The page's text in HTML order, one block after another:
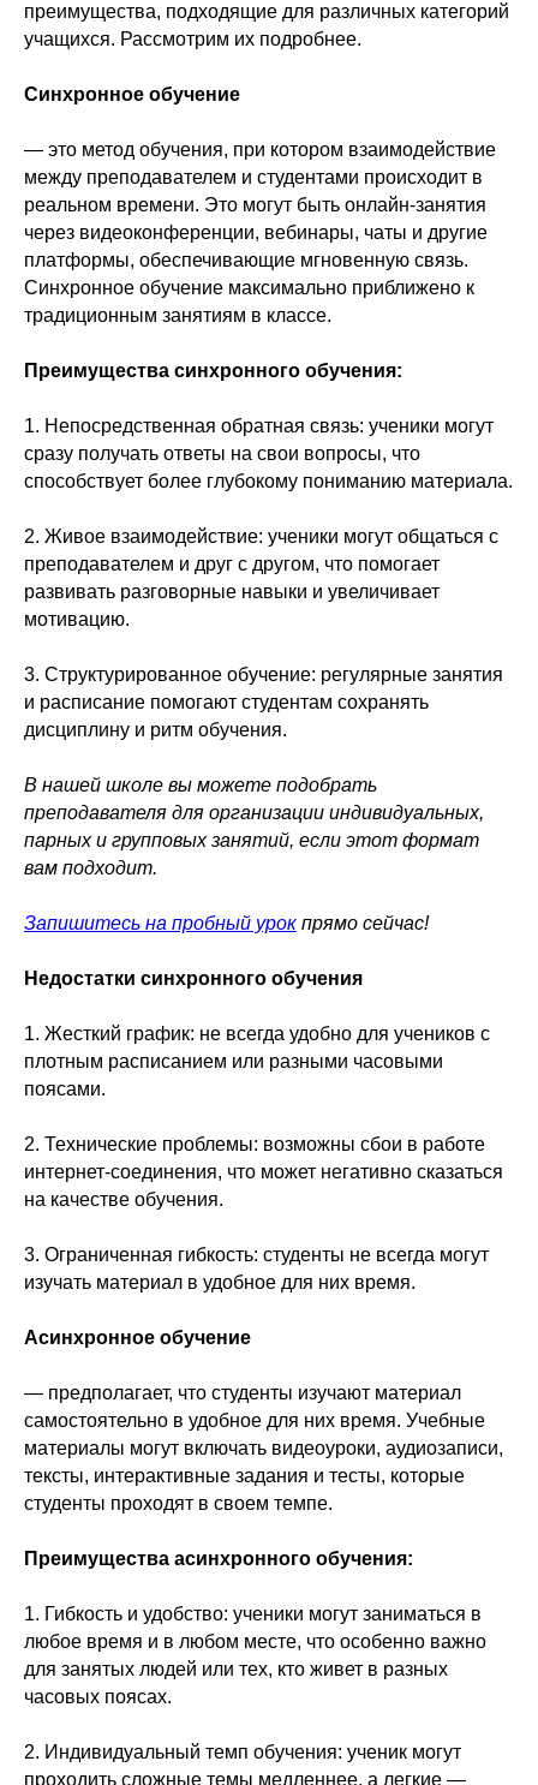
преимущества, подходящие для различных категорий
учащихся. Рассмотрим их подробнее.
Синхронное обучение
— это метод обучения, при котором взаимодействие
между преподавателем и студентами происходит в
реальном времени. Это могут быть онлайн-занятия
через видеоконференции, вебинары, чаты и другие
платформы, обеспечивающие мгновенную связь.
Синхронное обучение максимально приближено к
традиционным занятиям в классе.
Преимущества синхронного обучения:
1. Непосредственная обратная связь: ученики могут
сразу получать ответы на свои вопросы, что
способствует более глубокому пониманию материала.
2. Живое взаимодействие: ученики могут общаться с
преподавателем и друг с другом, что помогает
развивать разговорные навыки и увеличивает
мотивацию.
3. Структурированное обучение: регулярные занятия
и расписание помогают студентам сохранять
дисциплину и ритм обучения.
В нашей школе вы можете подобрать
преподавателя для организации индивидуальных,
парных и групповых занятий, если этот формат
вам подходит.
Запишитесь на пробный урок прямо сейчас!
Недостатки синхронного обучения
1. Жесткий график: не всегда удобно для учеников с
плотным расписанием или разными часовыми
поясами.
2. Технические проблемы: возможны сбои в работе
интернет-соединения, что может негативно сказаться
на качестве обучения.
3. Ограниченная гибкость: студенты не всегда могут
изучать материал в удобное для них время.
Асинхронное обучение
— предполагает, что студенты изучают материал
самостоятельно в удобное для них время. Учебные
материалы могут включать видеоуроки, аудиозаписи,
тексты, интерактивные задания и тесты, которые
студенты проходят в своем темпе.
Преимущества асинхронного обучения:
1. Гибкость и удобство: ученики могут заниматься в
любое время и в любом месте, что особенно важно
для занятых людей или тех, кто живет в разных
часовых поясах.
2. Индивидуальный темп обучения: ученик могут
проходить сложные темы медленнее, а легкие —